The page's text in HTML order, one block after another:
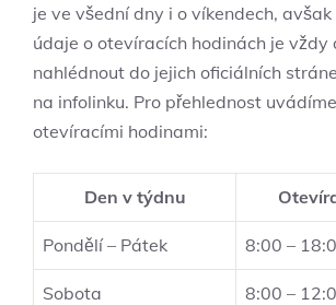
je ve všední dny i o víkendech,
údaje o otevíracích hodinách je vždy
nahlédnout do jejich oficiálních
na infolinku. Pro přehlednost
otevíracími hodinami:
Den v týdnu
Pondělí – Pátek 8:00 –
Sobota 8:00 –